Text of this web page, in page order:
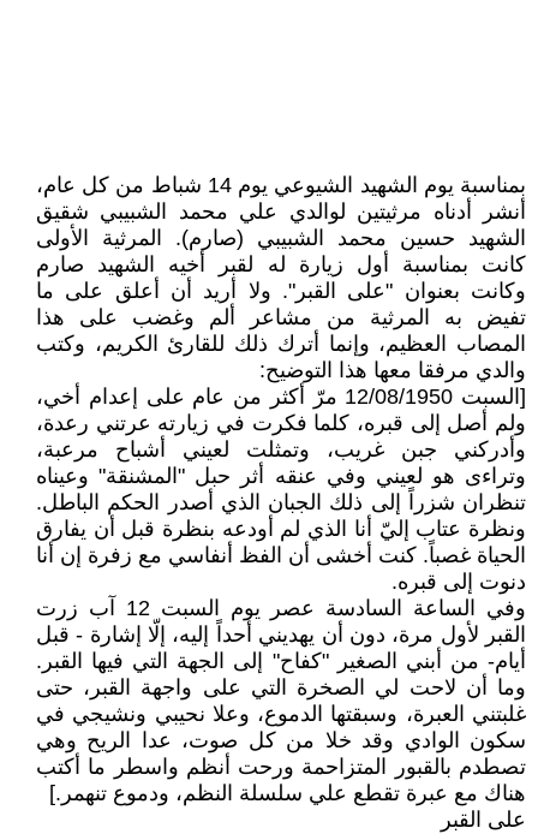
بمناسبة يوم الشهيد الشيوعي يوم 14 شباط من كل عام،
أنشر أدناه مرثيتين لوالدي علي محمد الشبيبي شقيق
الشهيد حسين محمد الشبيبي (صارم). المرثية الأولى
كانت بمناسبة أول زيارة له لقبر أخيه الشهيد صارم
وكانت بعنوان "على القبر". ولا أريد أن أعلق على ما
تفيض به المرثية من مشاعر ألم وغضب على هذا
المصاب العظيم، وإنما أترك ذلك للقارئ الكريم، وكتب
والدي مرفقا معها هذا التوضيح:
[السبت 12/08/1950 مرّ أكثر من عام على إعدام أخي،
ولم أصل إلى قبره، كلما فكرت في زيارته عرتني رعدة،
وأدركني جبن غريب، وتمثلت لعيني أشباح مرعبة،
وتراءى هو لعيني وفي عنقه أثر حبل "المشنقة" وعيناه
تنظران شزراً إلى ذلك الجبان الذي أصدر الحكم الباطل.
ونظرة عتاب إليّ أنا الذي لم أودعه بنظرة قبل أن يفارق
الحياة غصباً. كنت أخشى أن الفظ أنفاسي مع زفرة إن أنا
دنوت إلى قبره.
وفي الساعة السادسة عصر يوم السبت 12 آب زرت
القبر لأول مرة، دون أن يهديني أحداً إليه، إلّا إشارة - قبل
أيام- من أبني الصغير "كفاح" إلى الجهة التي فيها القبر.
وما أن لاحت لي الصخرة التي على واجهة القبر، حتى
غلبتني العبرة، وسبقتها الدموع، وعلا نحيبي ونشيجي في
سكون الوادي وقد خلا من كل صوت، عدا الريح وهي
تصطدم بالقبور المتزاحمة ورحت أنظم واسطر ما أكتب
هناك مع عبرة تقطع علي سلسلة النظم، ودموع تنهمر.]
على القبر